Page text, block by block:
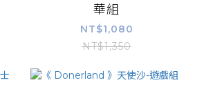
華組
NT$1,080
NT$1,350